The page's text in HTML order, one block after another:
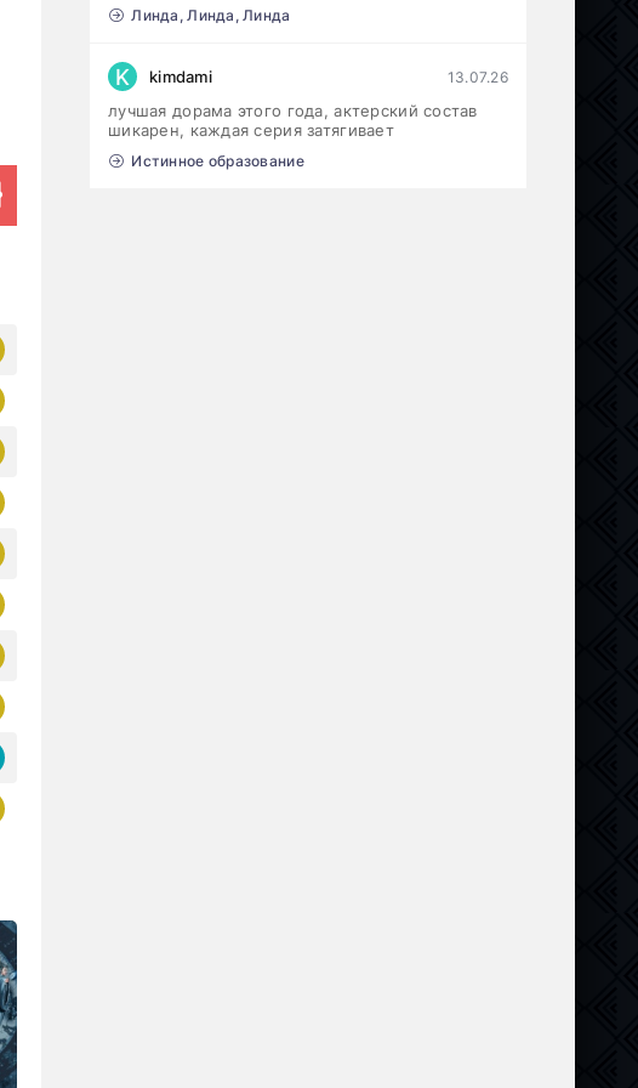
Линда, Линда, Линда
K kimdami 13.07.26
лучшая дорама этого года, актерский состав
шикарен, каждая серия затягивает
Истинное образование